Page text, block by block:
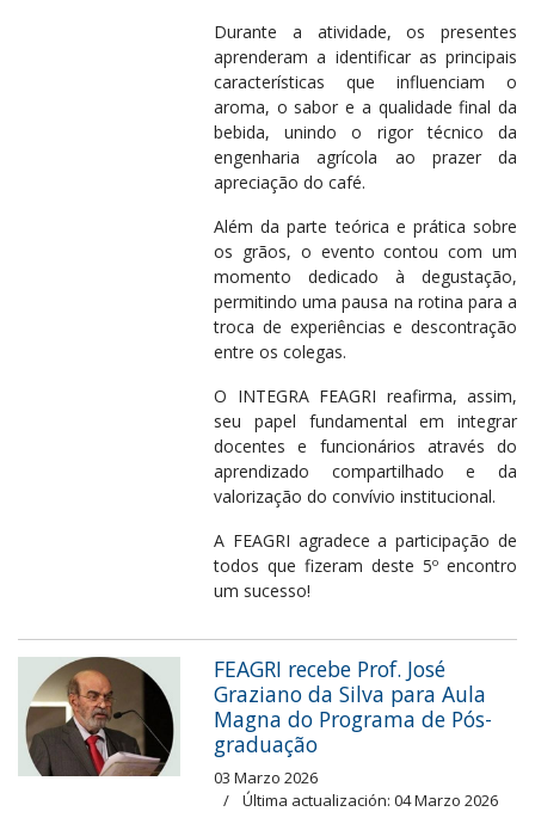
Durante a atividade, os presentes
aprenderam a identificar as principais
características que influenciam o
aroma, o sabor e a qualidade final da
bebida, unindo o rigor técnico da
engenharia agrícola ao prazer da
apreciação do café.
Além da parte teórica e prática sobre
os grãos, o evento contou com um
momento dedicado à degustação,
permitindo uma pausa na rotina para a
troca de experiências e descontração
entre os colegas.
O INTEGRA FEAGRI reafirma, assim,
seu papel fundamental em integrar
docentes e funcionários através do
aprendizado compartilhado e da
valorização do convívio institucional.
A FEAGRI agradece a participação de
todos que fizeram deste 5º encontro
um sucesso!
FEAGRI recebe Prof. José
Graziano da Silva para Aula
Magna do Programa de Pós-
graduação
03 Marzo 2026
Última actualización: 04 Marzo 2026